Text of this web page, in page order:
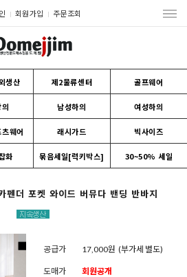
회원가입 주문조회
생산 제2물류센터 골프웨어
남성하의 여성하의
웨어 래시가드 빅사이즈
화 묶음세일[럭키박스] 30~50% 세일
더 포켓 와이드 버뮤다 밴딩 반바지
공급가 17,000원 (부가세 별도)
도매가 회원공개